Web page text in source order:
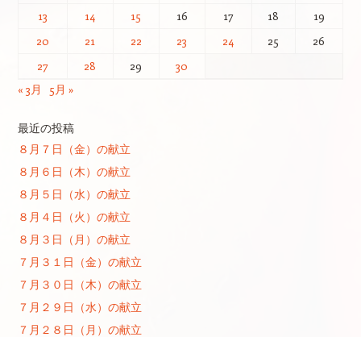
13
14 15 16 17 18
19
20
21 22 23 24 25
26
27
28 29
30
« 3月
5月 »
最近の投稿
８月７日（金）の献立
８月６日（木）の献立
８月５日（水）の献立
８月４日（火）の献立
８月３日（月）の献立
７月３１日（金）の献立
７月３０日（木）の献立
７月２９日（水）の献立
７月２８日（月）の献立